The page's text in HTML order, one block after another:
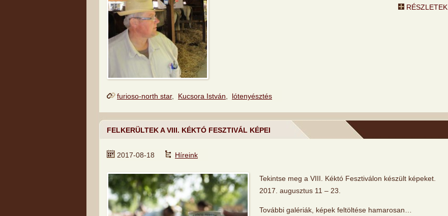
RÉSZLETEK
furioso-north star, Kucsora István lótenyésztés
FELKERÜLTEK A VIII. KÉKTÓ FESZTIVÁL KÉPEI
2017-08-18 Híreink
Tekintse meg a VIII. Kéktó Fesztiválon készült képeket.
2017. augusztus 11 – 23.
További galériák, képek feltöltése hamarosan…